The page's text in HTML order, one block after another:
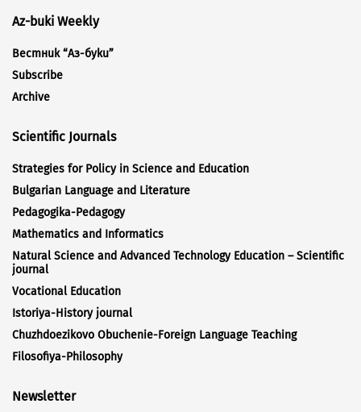
Az-buki Weekly
Вестник “Аз-буки”
Subscribe
Archive
Scientific Journals
Strategies for Policy in Science and Education
Bulgarian Language and Literature
Pedagogika-Pedagogy
Mathematics and Informatics
Natural Science and Advanced Technology Education – Scientific
journal
Vocational Education
Istoriya-History journal
Chuzhdoezikovo Obuchenie-Foreign Language Teaching
Filosofiya-Philosophy
Newsletter